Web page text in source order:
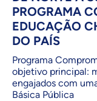
PROGRAMA
EDUCAÇÃO
DO PAÍS
Programa
objetivo principal:
engajados com
Básica Pública